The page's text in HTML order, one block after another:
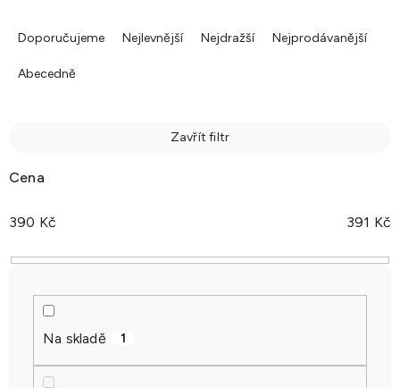
a
e
r
d
k
Doporučujeme Nejlevnější Nejdražší Nejprodávanější
Abecedně
Zavřít filtr
Cena
390 Kč 391 Kč
Na skladě 1